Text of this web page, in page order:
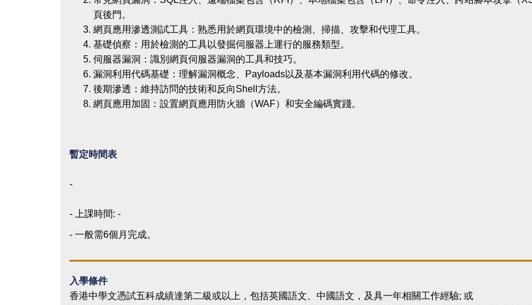
頁後門。
網頁應用滲透測試工具：熟悉用於網頁環境中的檢測、掃描、攻擊和代理工具。
基礎偵察：用於檢測的工具以發掘伺服器上運行的服務類型。
伺服器漏洞：識別網頁伺服器漏洞的工具和技巧。
漏洞利用代碼基礎：理解漏洞概念、Payloads以及基本漏洞利用代碼的修改。
後期滲透：維持訪問的技術和反向Shell方法。
網頁應用加固：設置網頁應用防火牆（WAF）和安全編碼實踐。
暫定時間表
-
- 上課時間: -
- 一般需6個月完成。
入學條件
香港中學文憑試五科成績達第二級或以上，包括英國語文、中國語文，及具一年相關工作經驗; 或